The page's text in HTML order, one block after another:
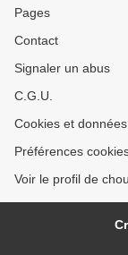
Pages
Contact
Signaler un abus
C.G.U.
Cookies et
Préférences
Voir le profil de